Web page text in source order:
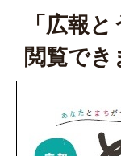
「広報
閲覧でき